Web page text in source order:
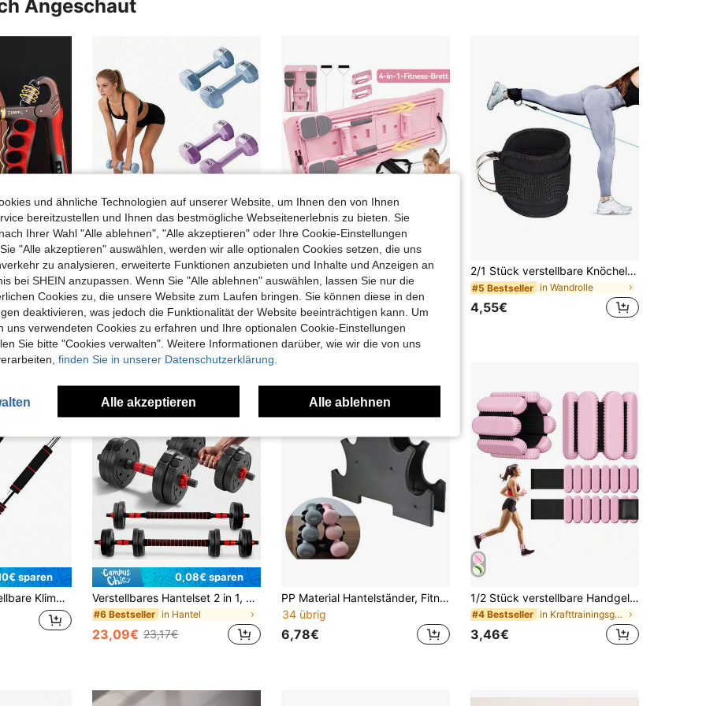
er Aufsicht oder Anleitung eines qualifizierten Trainers oder Fitnessprofis.
Dieses Produkt ist ausschließlich für Fitness- und Trainingszwecke best
immt. Verwenden Sie es nicht für andere Zwecke, da eine unsachgemäße V
erwendung zu Produktschäden oder Verletzungen führen kann.
Lesen Sie vor dem ersten Gebrauch alle Anweisungen und Warnhinweis
e sorgfältig durch.
Angeschaut
5-100kg einstellbarer Handgrifftrainer, Handgelenksübungsgerät, Muskelaufbau-Handkrafttrainer Fitnessausrüstung 2 Stück strapazierfähige Fitness-Hanteln aus massivem Metall, ideal für Krafttraining und Muskelaufbau-Workouts, geeignet für Übungen zu Hause, im Fitnessstudio und im Büro, für Erwachsene und Jugendliche, Farben werden zufällig geliefert
10,35€ 25,18€
4-5 Werktage
2/1 Stück verstellbare Knöchelriemen für Kickbacks für Männer und Frauen, bequem für Gym, Knöchelriemen mit doppeltem D-Ring für Gesäßübungen, Beinstreckungen, Übungen für den Unterkörper
#5 Bestseller in Wandrolle
4,55€
sparen
Trainings-Zubehör, unisex, geeignet für Erwachsene, ideal für Heimtraining
0,08€ sparen
Verstellbares Hantelset 2 in 1, Multifunktion 10KG-15KG-20KG-30KG. Gewichtssatz mit frei kombinierbarer Stangenverbindung, kurze und lange Hanteln, Sternverschlüsse und Verbindungsrohr, Gewichthebe-Set für Heimfitness, Fitnessgewichte für Männer/Frauen
#6 Bestseller in Hantel
23,09€ 23,17€
PP Material Hantelständer, Fitness Hantelständer für Männer und Frauen
34 übrig
6,78€
1/2 Stück verstellbare Handgelenk- und Knöchelgewichte (unisex), Fitness-Gewichtsset für Training, Yoga, Gehen, Laufen, Tanzen, Pilates, Aerobic, tragbare Handgelenkbänder für Heimfitness. Gewichtsarmbänder - verstellbare Knöchel- und Handgelenkgewichte für Männer und Frauen - 1/2/3 Lbs Trainingsausrüstungsset (1 Lb pro Handgelenkgewicht) | Fitnessstudio, Pilates, Yoga, Laufen und Gehen
#4 Bestseller in Krafttrainingsgeräte
3,46€
und ähnliche Technologien auf unserer Website, um Ihnen den von Ihnen
bereitzustellen und Ihnen das bestmögliche Webseitenerlebnis zu bieten. Sie
Ihrer Wahl "Alle ablehnen", "Alle akzeptieren" oder Ihre Cookie-Einstellungen
"Alle akzeptieren" auswählen, werden wir alle optionalen Cookies setzen, die uns
zu analysieren, erweiterte Funktionen anzubieten und Inhalte und Anzeigen an
bei SHEIN anzupassen. Wenn Sie "Alle ablehnen" auswählen, lassen Sie nur die
Cookies zu, die unsere Website zum Laufen bringen. Sie können diese in den
deaktivieren, was jedoch die Funktionalität der Website beeinträchtigen kann. Um
uns verwendeten Cookies zu erfahren und Ihre optionalen Cookie-Einstellungen
Sie bitte "Cookies verwalten". Weitere Informationen darüber, wie wir die von uns
finden Sie in unserer Datenschutzerklärung.
Alle akzeptieren Alle ablehnen